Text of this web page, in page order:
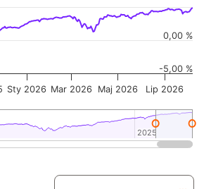
z 2 seriami danych.
wartości jednostki funduszu
wyświetlające Wartość jednostki w
Sty 2026 Mar 2026 Maj 2026 Lip 2026
2025
2025
0,00 %
-5,00 %